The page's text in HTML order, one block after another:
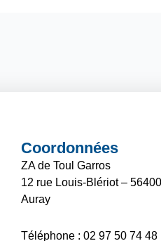
Coordonnées
ZA de Toul Garros
12 rue Louis-Blériot – 56400
Auray
Téléphone : 02 97 50 74 48